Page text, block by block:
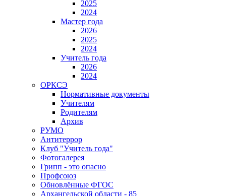
2025
2024
Мастер года
2026
2025
2024
Учитель года
2026
2024
ОРКСЭ
Нормативные документы
Учителям
Родителям
Архив
РУМО
Антитеррор
Клуб "Учитель года"
Фотогалерея
Грипп - это опасно
Профсоюз
Обновлённые ФГОС
Архангельской области - 85